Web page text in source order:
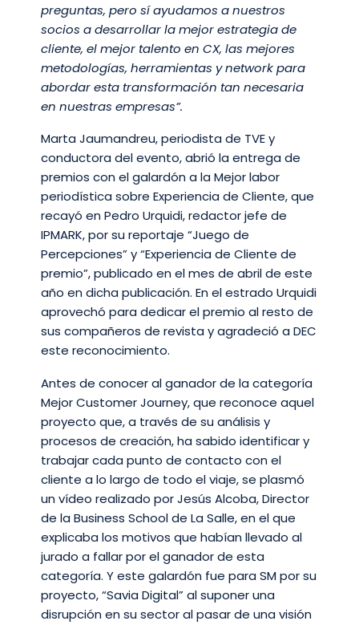
preguntas, pero sí ayudamos a nuestros
socios a desarrollar la mejor estrategia de
cliente, el mejor talento en CX, las mejores
metodologías, herramientas y network para
abordar esta transformación tan necesaria
en nuestras empresas”.
Marta Jaumandreu, periodista de TVE y
conductora del evento, abrió la entrega de
premios con el galardón a la Mejor labor
periodística sobre Experiencia de Cliente, que
recayó en Pedro Urquidi, redactor jefe de
IPMARK, por su reportaje “Juego de
Percepciones” y “Experiencia de Cliente de
premio”, publicado en el mes de abril de este
año en dicha publicación. En el estrado Urquidi
aprovechó para dedicar el premio al resto de
sus compañeros de revista y agradeció a DEC
este reconocimiento.
Antes de conocer al ganador de la categoría
Mejor Customer Journey, que reconoce aquel
proyecto que, a través de su análisis y
procesos de creación, ha sabido identificar y
trabajar cada punto de contacto con el
cliente a lo largo de todo el viaje, se plasmó
un vídeo realizado por Jesús Alcoba, Director
de la Business School de La Salle, en el que
explicaba los motivos que habían llevado al
jurado a fallar por el ganador de esta
categoría. Y este galardón fue para SM por su
proyecto, “Savia Digital” al suponer una
disrupción en su sector al pasar de una visión